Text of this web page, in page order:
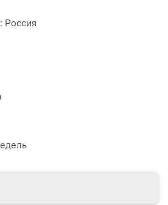
Россия